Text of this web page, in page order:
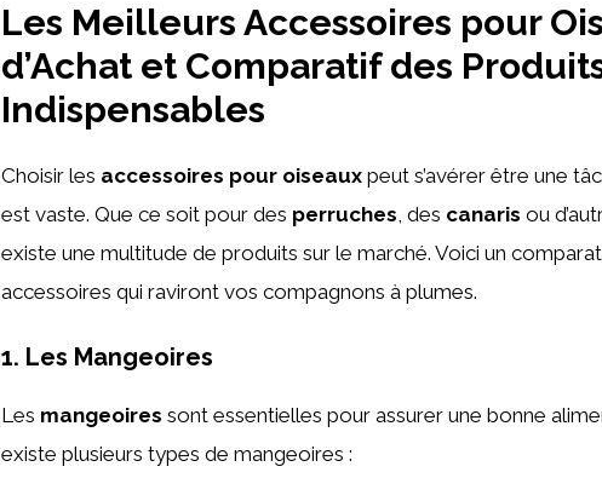
Les Meilleurs Accessoires pour
d’Achat et Comparatif des
Indispensables
Choisir les accessoires pour oiseaux peut s’avérer être une
est vaste. Que ce soit pour des perruches, des canaris ou
existe une multitude de produits sur le marché. Voici un
accessoires qui raviront vos compagnons à plumes.
1. Les Mangeoires
Les mangeoires sont essentielles pour assurer une bonne
existe plusieurs types de mangeoires :